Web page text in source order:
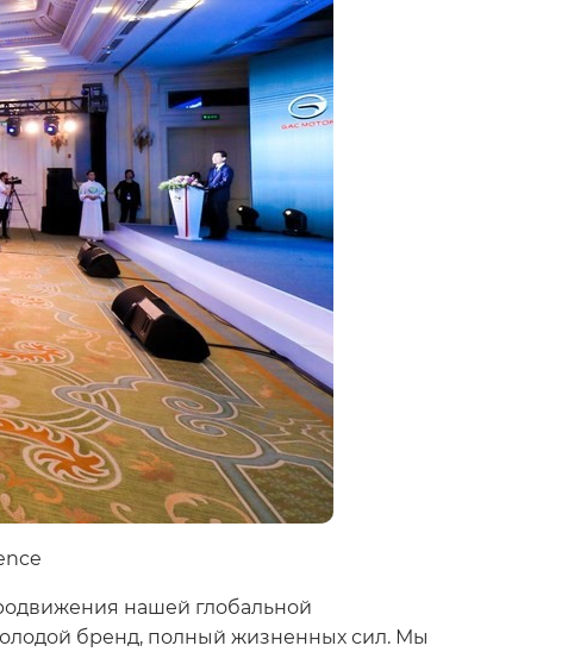
нашей глобальной
бренд, полный жизненных сил. Мы